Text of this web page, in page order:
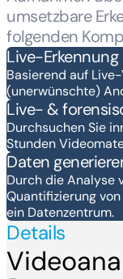
umsetzbare
folgenden
Live-Erkennung
Basierend auf
(unerwünschte)
Live- &
Durchsuchen Sie
Stunden
Daten
Durch die Analyse
Quantifizierung
ein Datenzentrum.
Details